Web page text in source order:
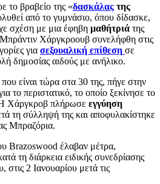
το βραβείο της «δασκάλας της
από το γυμνάσιο, όπου δίδασκε,
σχέση με μια έφηβη μαθήτριά της
Χάργκροουβ συνελήφθη στις
για σεξουαλική επίθεση σε
δημοσίας αιδούς με ανήλικο.
είναι τώρα στα 30 της, πήγε στην
το περιστατικό, το οποίο ξεκίνησε το
Χάργκροβ πλήρωσε εγγύηση
τη σύλληψή της και αποφυλακίστηκε
Μπραζόρια.
Brazoswood έλαβαν μέτρα,
τη διάρκεια ειδικής συνεδρίασης
στις 2 Ιανουαρίου μετά τις